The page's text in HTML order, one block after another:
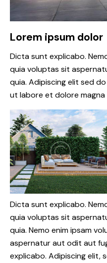
Lorem ipsum dolor
Dicta sunt explicabo.
quia voluptas sit
quia. Adipiscing elit sed
ut labore et dolore magna
Dicta sunt explicabo.
quia voluptas sit
quia. Nemo enim ipsam
aspernatur aut odit aut
explicabo. Adipiscing elit,